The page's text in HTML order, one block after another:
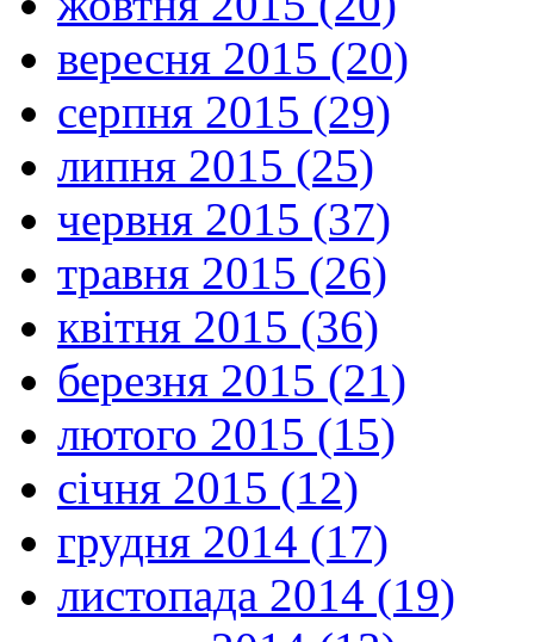
вересня 2015 (20)
серпня 2015 (29)
липня 2015 (25)
червня 2015 (37)
травня 2015 (26)
квітня 2015 (36)
березня 2015 (21)
лютого 2015 (15)
січня 2015 (12)
грудня 2014 (17)
листопада 2014 (19)